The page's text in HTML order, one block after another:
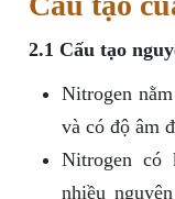
2.1 Cấu tạo
Nitrogen
và có độ âm
Nitrogen có
nhiều